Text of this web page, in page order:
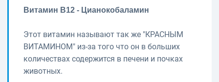
Витамин В12 - Цианокобаламин
Этот витамин называют так же "КРАСНЫМ
ВИТАМИНОМ" из-за того что он в больших
количествах содержится в печени и почках
животных.